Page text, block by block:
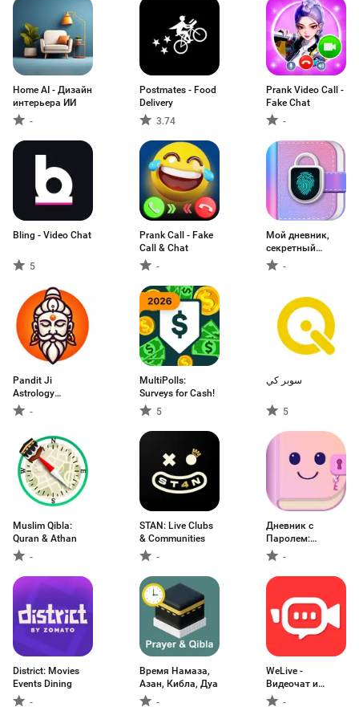
Home AI - Дизайн
интерьера ИИ
-
Postmates - Food
Delivery
3.74
Prank Video Call -
Fake Chat
-
Bling - Video Chat
5
Prank Call - Fake
Call & Chat
-
Мой дневник,
секретный
дневник
-
Pandit Ji
Astrology
Prediction
-
MultiPolls:
Surveys for Cash!
5
سوبر كي
5
Muslim Qibla:
Quran & Athan
-
STAN: Live Clubs
& Communities
-
Дневник с
Паролем:
Фотодневник
-
District: Movies
Events Dining
-
Время Намаза,
Азан, Кибла, Дуа
-
WeLive -
Видеочат и
знакомства
-